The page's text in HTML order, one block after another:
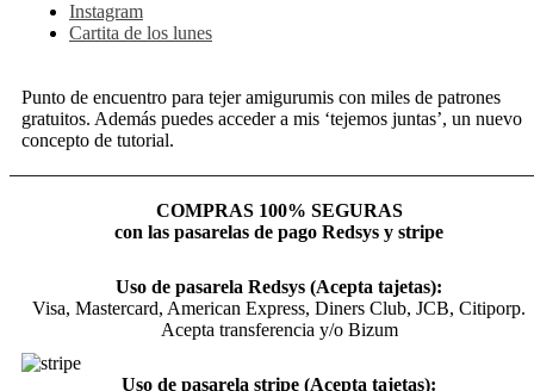
Instagram
Cartita de los lunes
Punto de encuentro para tejer amigurumis con miles de patrones
gratuitos. Además puedes acceder a mis ‘tejemos juntas’, un nuevo
concepto de tutorial.
COMPRAS 100% SEGURAS
con las pasarelas de pago Redsys y stripe
Uso de pasarela Redsys (Acepta tajetas):
Visa, Mastercard, American Express, Diners Club, JCB, Citiporp.
Acepta transferencia y/o Bizum
Uso de pasarela stripe (Acepta tajetas):